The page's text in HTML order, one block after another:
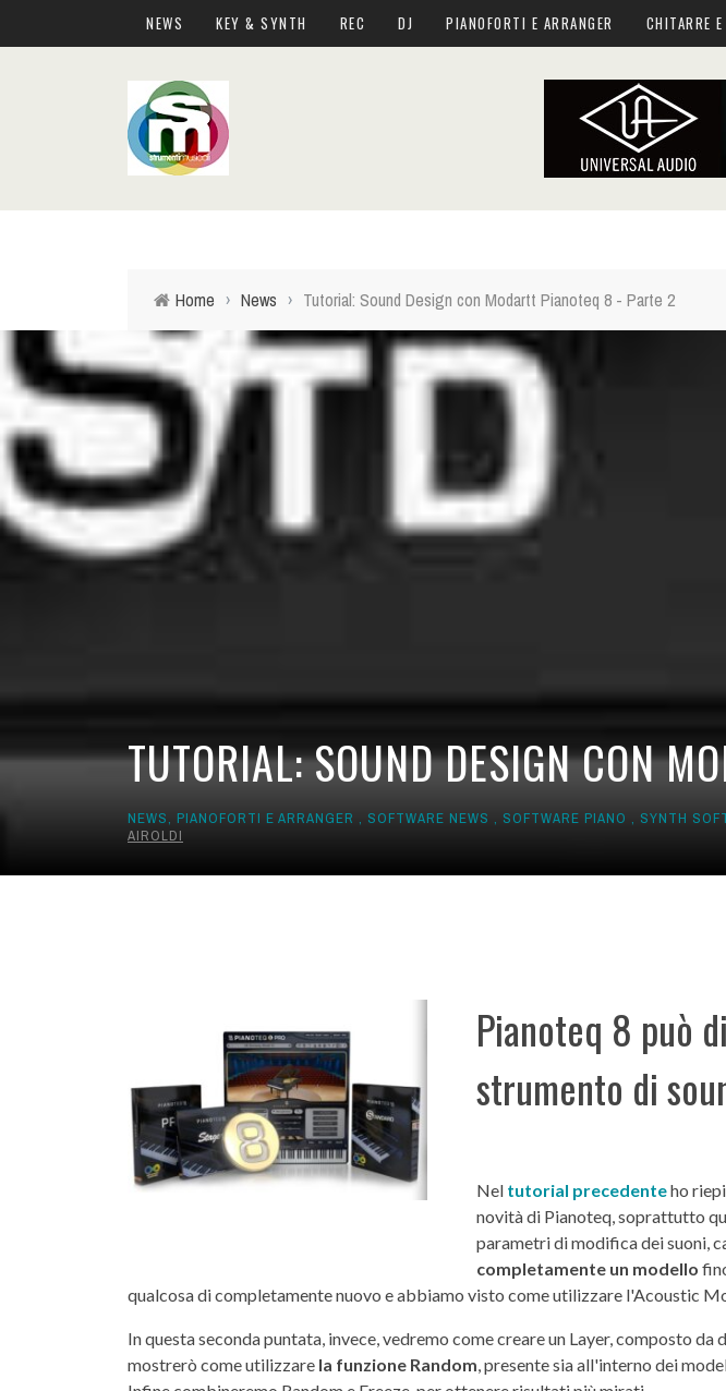
NEWS KEY & SYNTH REC DJ PIANOFORTI E ARRANGER CHITARRE
Home › News › Tutorial: Sound Design con Modartt Pianoteq 8 - Parte 2
TUTORIAL: SOUND DESIGN CON
NEWS, PIANOFORTI E ARRANGER , SOFTWARE NEWS , SOFTWARE PIANO , SYNTH
AIROLDI
Pianoteq 8 può
strumento di
Nel tutorial precedenteho
novità di Pianoteq, soprattutto
parametri di modifica dei suoni,
completamente un modello
qualcosa di completamente nuovo e abbiamo visto come utilizzare l'Acoustic
In questa seconda puntata, invece, vedremo come creare un Layer, composto da
mostrerò come utilizzare la funzione Random, presente sia all'interno dei